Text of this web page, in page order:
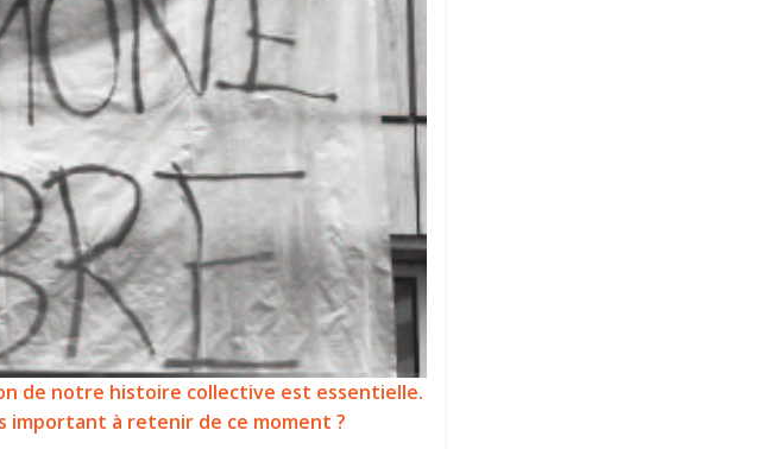
de notre histoire collective est essentielle.
important à retenir de ce moment ?